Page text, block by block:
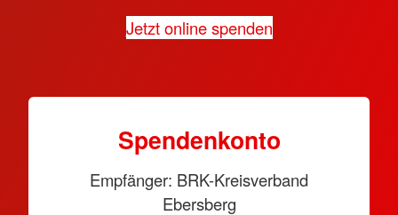
Jetzt online spenden
Spendenkonto
Empfänger: BRK-Kreisverband
Ebersberg